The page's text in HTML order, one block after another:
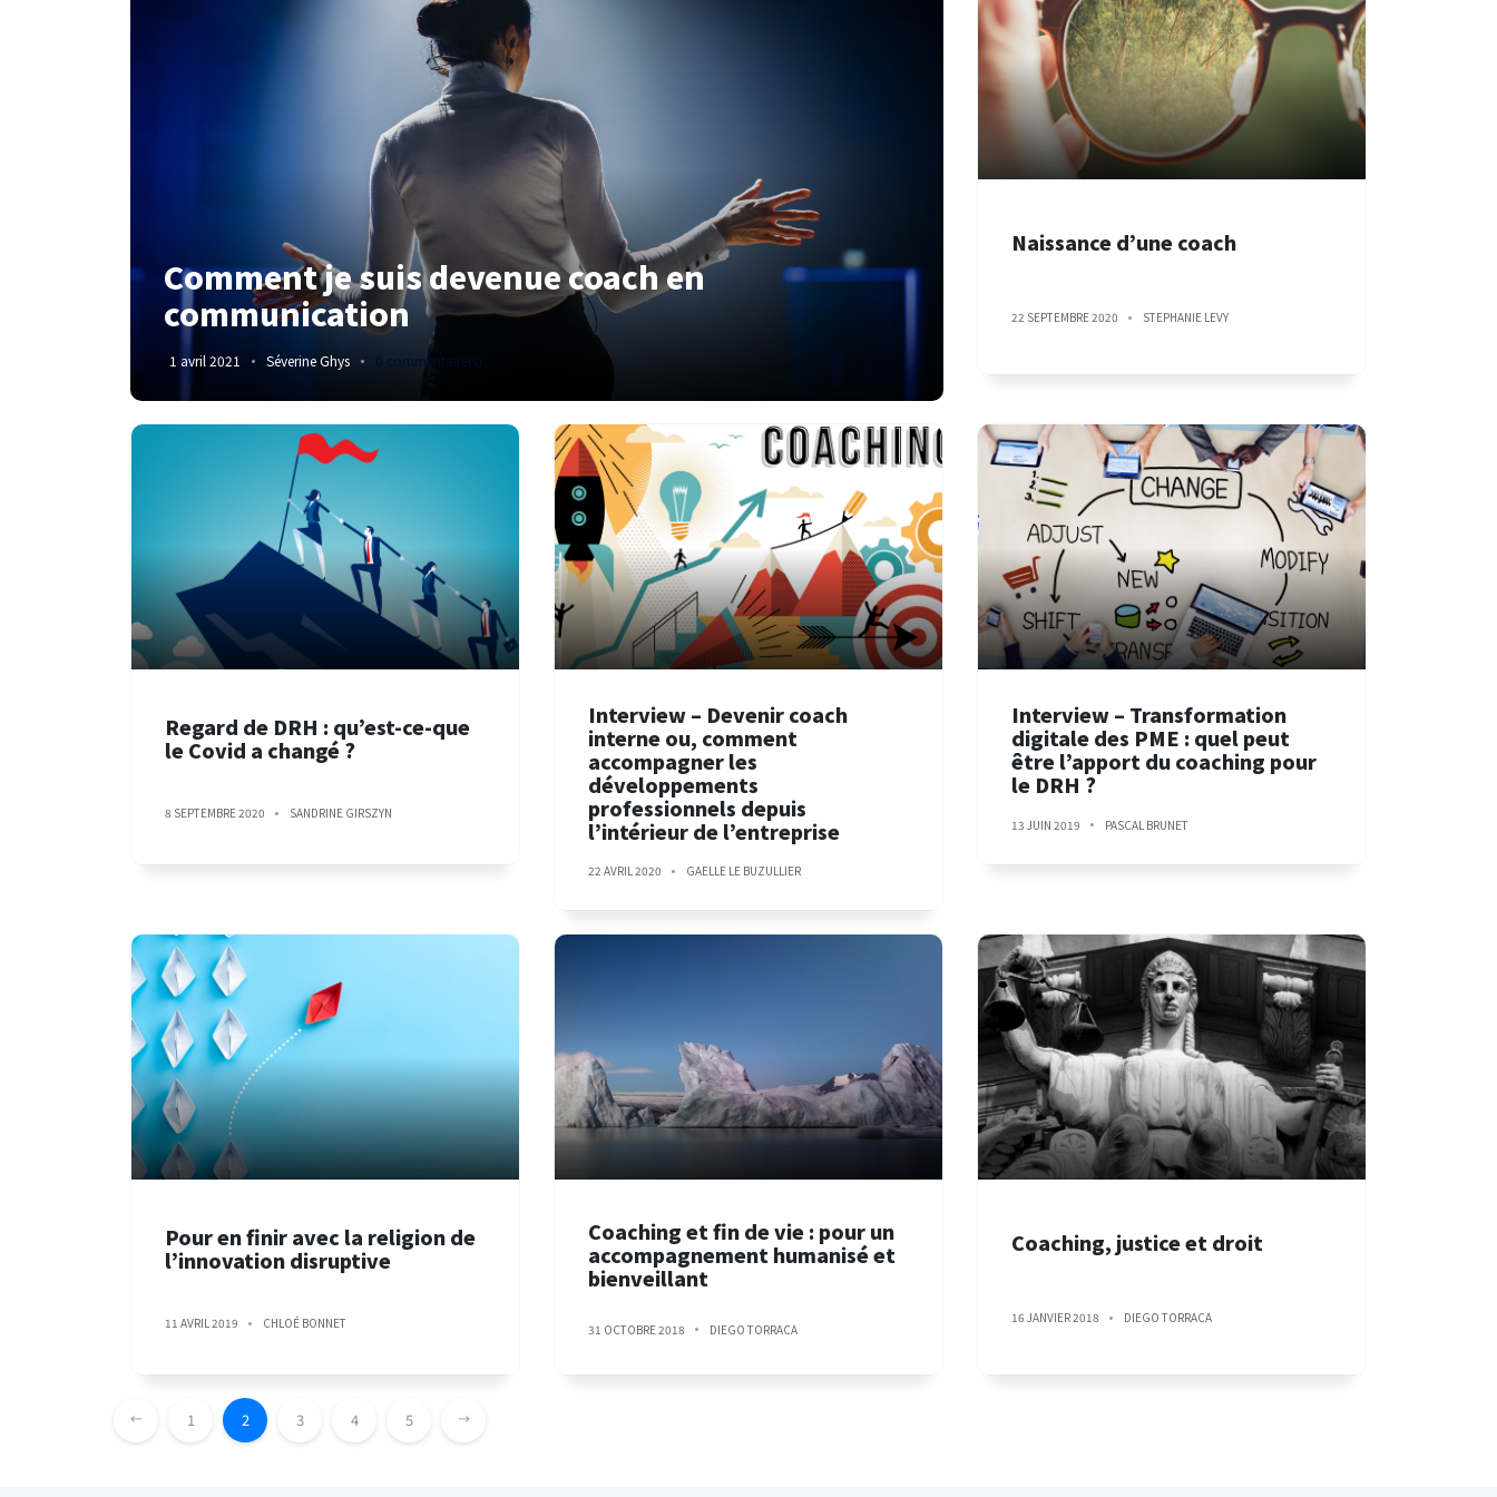
Comment je suis devenue coach en
communication
1 avril 2021 Séverine Ghys 0 commentaire(s)
Naissance d’une coach
22 SEPTEMBRE 2020 STEPHANIE LEVY
Regard de DRH : qu’est-ce-que
le Covid a changé ?
8 SEPTEMBRE 2020 SANDRINE GIRSZYN
Interview – Devenir coach
interne ou, comment
accompagner les
développements
professionnels depuis
l’intérieur de l’entreprise
22 AVRIL 2020 GAELLE LE BUZULLIER
Interview – Transformation
digitale des PME : quel peut
être l’apport du coaching pour
le DRH ?
13 JUIN 2019 PASCAL BRUNET
Pour en finir avec la religion de
l’innovation disruptive
11 AVRIL 2019 CHLOÉ BONNET
Coaching et fin de vie : pour un
accompagnement humanisé et
bienveillant
31 OCTOBRE 2018 DIEGO TORRACA
Coaching, justice et droit
16 JANVIER 2018 DIEGO TORRACA
1 2 3 4 5